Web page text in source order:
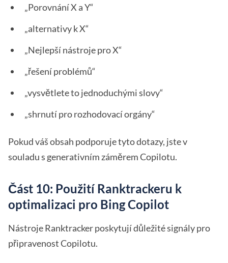
„Porovnání X a Y“
„alternativy k X“
„Nejlepší nástroje pro X“
„řešení problémů“
„vysvětlete to jednoduchými slovy“
„shrnutí pro rozhodovací orgány“
Pokud váš obsah podporuje tyto dotazy, jste v
souladu s generativním záměrem Copilotu.
Část 10: Použití Ranktrackeru k
optimalizaci pro Bing Copilot
Nástroje Ranktracker poskytují důležité signály pro
připravenost Copilotu.